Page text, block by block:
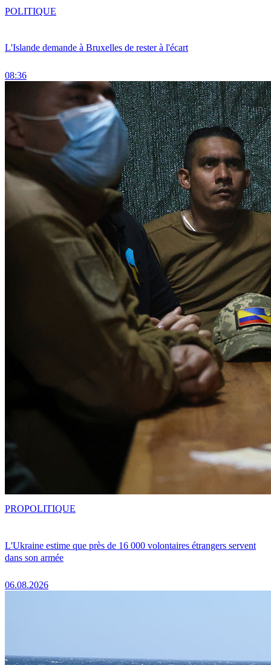
L'Islande demande à Bruxelles de rester à l'écart
08:36
POLITIQUE
L'Ukraine estime que près de 16 000 volontaires étrangers servent
dans son armée
06.08.2026
PROPOLITIQUE